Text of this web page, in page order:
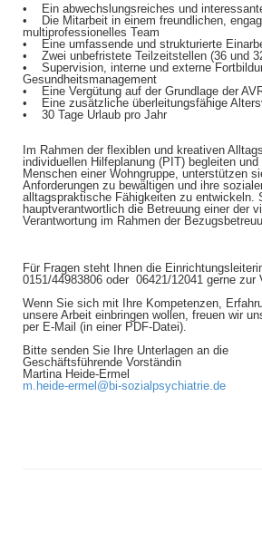
• Ein abwechslungsreiches und
• Die Mitarbeit in einem freundlichen,
multiprofessionelles Team
• Eine umfassende und strukturierte
• Zwei unbefristete Teilzeitstellen (36 und
• Supervision, interne und externe
Gesundheitsmanagement
• Eine Vergütung auf der Grundlage der
• Eine zusätzliche überleitungsfähige
• 30 Tage Urlaub pro Jahr
Im Rahmen der flexiblen und kreativen
individuellen Hilfeplanung (PIT) begleiten
Menschen einer Wohngruppe, unterstützen
Anforderungen zu bewältigen und ihre
alltagspraktische Fähigkeiten zu entwickeln.
hauptverantwortlich die Betreuung einer der
Verantwortung im Rahmen der
Für Fragen steht Ihnen die
0151/44983806 oder 06421/12041 gerne zur
Wenn Sie sich mit Ihre Kompetenzen,
unsere Arbeit einbringen wollen, freuen wir
per E-Mail (in einer PDF-Datei).
Bitte senden Sie Ihre Unterlagen an die
Geschäftsführende Vorständin
Martina Heide-Ermel
m.heide-ermel@bi-sozialpsychiatrie.de